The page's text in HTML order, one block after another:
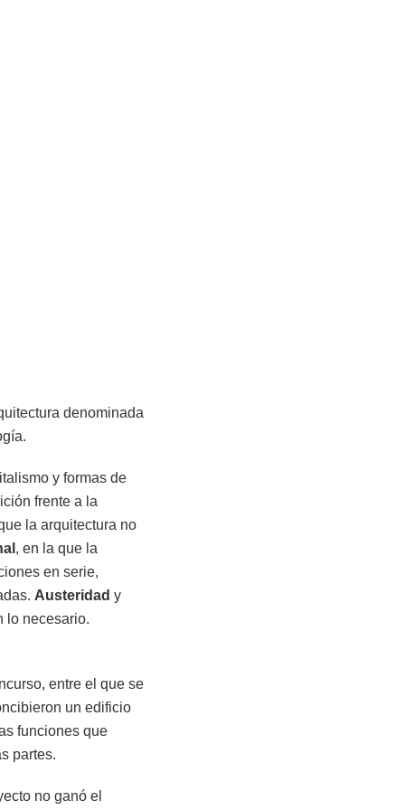
denominada
y formas de
frente a la
la arquitectura no
, en la que la
en serie,
Austeridad y
lo necesario.
entre el que se
un edificio
funciones que
partes.
no ganó el